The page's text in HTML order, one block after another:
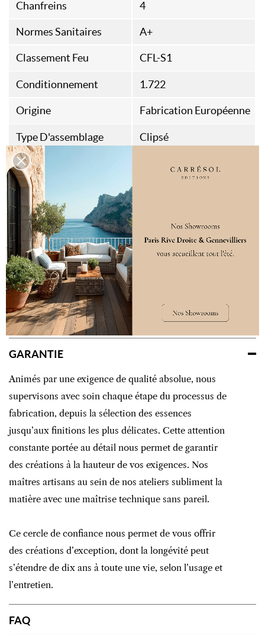
Chanfreins 4
Normes Sanitaires A+
Classement Feu CFL-S1
Conditionnement 1.722
Origine Fabrication Européenne
Type D'assemblage Clipsé
Destination
Spécificités
chauffant
Fort traffic
DÉCLINAISONS
GARANTIE
Animés par une exigence de qualité absolue, nous
supervisons avec soin chaque étape du processus de
fabrication, depuis la sélection des essences
jusqu’aux finitions les plus délicates. Cette attention
constante portée au détail nous permet de garantir
des créations à la hauteur de vos exigences. Nos
maîtres artisans au sein de nos ateliers subliment la
matière avec une maîtrise technique sans pareil.
Ce cercle de confiance nous permet de vous offrir
des créations d’exception, dont la longévité peut
s’étendre de dix ans à toute une vie, selon l’usage et
l’entretien.
FAQ